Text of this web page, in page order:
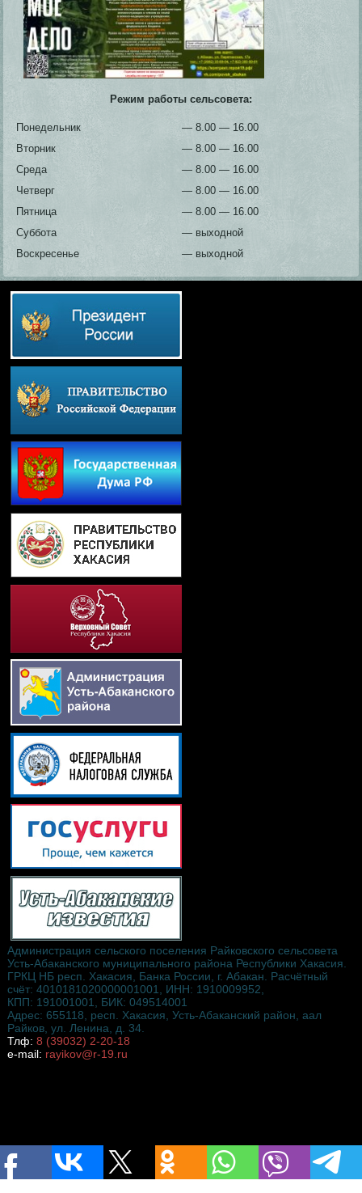
Режим работы сельсовета:
Понедельник
— 8.00 — 16.00
Вторник
— 8.00 — 16.00
Среда
— 8.00 — 16.00
Четверг
— 8.00 — 16.00
Пятница
— 8.00 — 16.00
Суббота
— выходной
Воскресенье
— выходной
Администрация сельского поселения Райковского сельсовета
Усть-Абаканского муниципального района Республики Хакасия.
ГРКЦ НБ респ. Хакасия, Банка России, г. Абакан. Расчётный
счёт: 4010181020000001001, ИНН: 1910009952,
КПП: 191001001, БИК: 049514001
Адрес: 655118, респ. Хакасия, Усть-Абаканский район, аал
Райков, ул. Ленина, д. 34.
Тлф: 8 (39032) 2-20-18
e-mail: rayikov@r-19.ru